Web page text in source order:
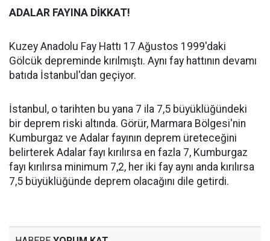
ADALAR FAYINA DİKKAT!
Kuzey Anadolu Fay Hattı 17 Ağustos 1999'daki
Gölcük depreminde kırılmıştı. Aynı fay hattının devamı
batıda İstanbul'dan geçiyor.
İstanbul, o tarihten bu yana 7 ila 7,5 büyüklüğündeki
bir deprem riski altında. Görür, Marmara Bölgesi'nin
Kumburgaz ve Adalar fayının deprem üreteceğini
belirterek Adalar fayı kırılırsa en fazla 7, Kumburgaz
fayı kırılırsa minimum 7,2, her iki fay aynı anda kırılırsa
7,5 büyüklüğünde deprem olacağını dile getirdi.